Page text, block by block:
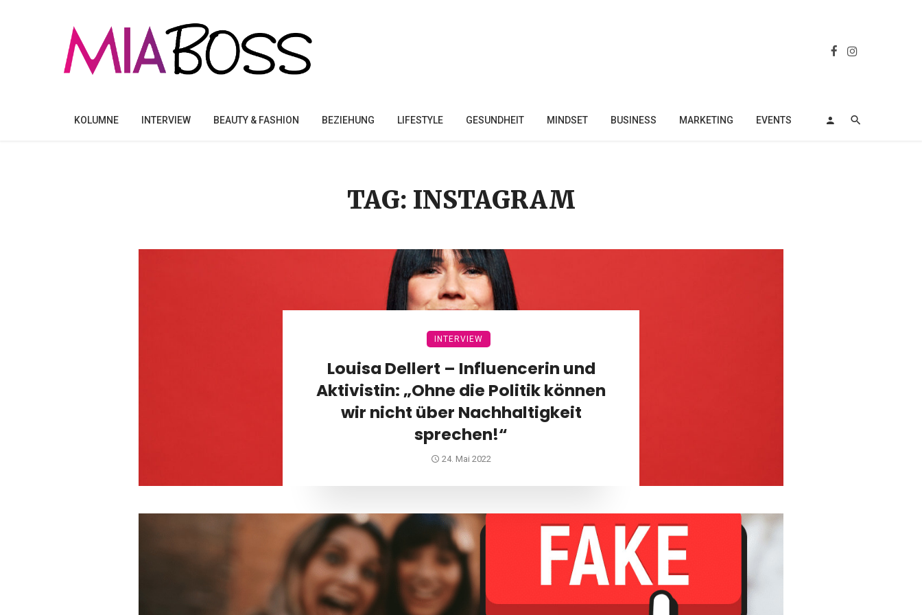
KOLUMNE INTERVIEW BEAUTY & FASHION BEZIEHUNG LIFESTYLE GESUNDHEIT MINDSET BUSINESS MARKETING EVENTS
TAG: INSTAGRAM
INTERVIEW
Louisa Dellert – Influencerin und
Aktivistin: „Ohne die Politik können
wir nicht über Nachhaltigkeit
sprechen!“
24. Mai 2022